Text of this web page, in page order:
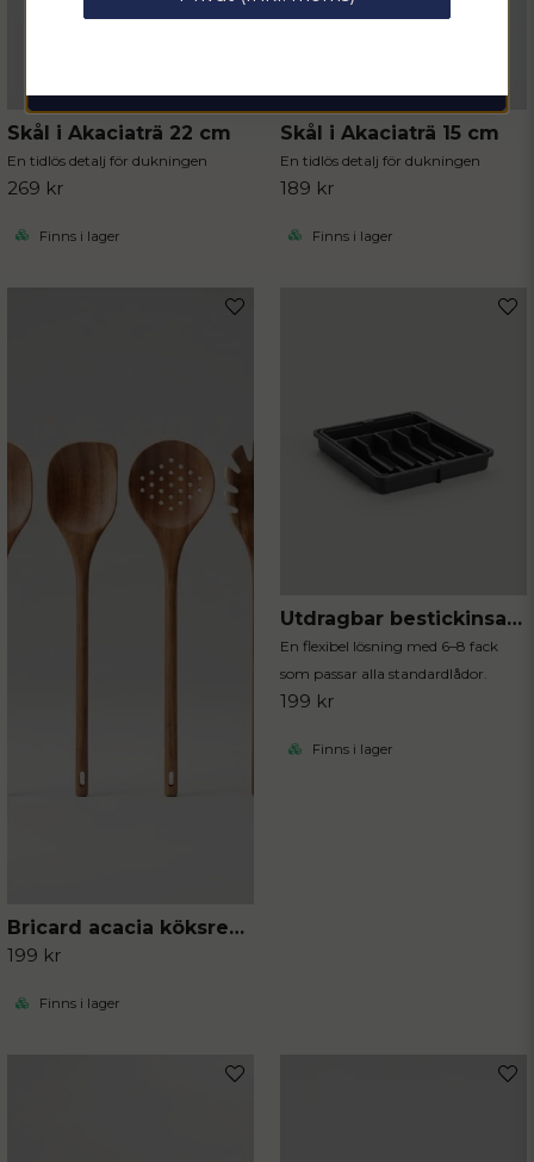
Skål i Akaciaträ 22 cm
En tidlös detalj för dukningen
269 kr
Finns i lager
Skål i Akaciaträ 15 cm
En tidlös detalj för dukningen
189 kr
Finns i lager
Bricard acacia köksredskap 4-delar
199 kr
Finns i lager
Utdragbar bestickinsats svart
En flexibel lösning med 6–8 fack
som passar alla standardlådor.
199 kr
Finns i lager
email